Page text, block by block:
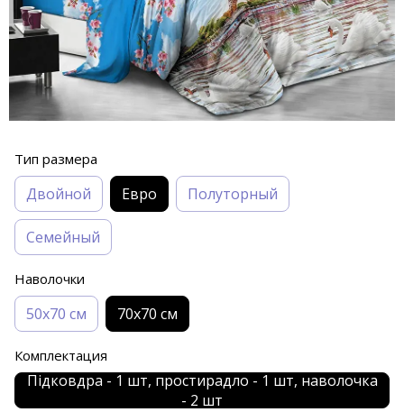
Тип размера
Двойной Евро Полуторный
Семейный
Наволочки
50х70 см 70х70 см
Комплектация
Підковдра - 1 шт, простирадло - 1 шт, наволочка
- 2 шт